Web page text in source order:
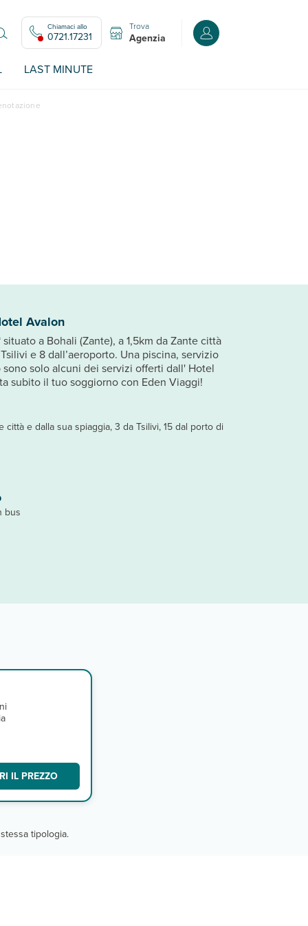
Chiamaci allo
0721.17231
Trova
Agenzia Accedi o registrati
LAST MINUTE
città e dalla sua spiaggia, 3 da Tsilivi, 15 dal porto di
bus
Avalon
a Bohali (Zante), a 1,5km da Zante città
e 8 dall’aeroporto. Una piscina, servizio
solo alcuni dei servizi offerti dall' Hotel
subito il tuo soggiorno con Eden Viaggi!
IL PREZZO
tipologia.